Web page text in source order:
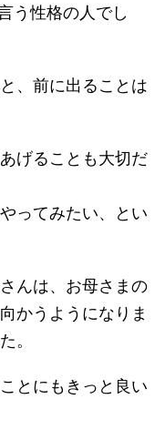
う性格の人でし
、前に出ることは
げることも大切だ
ってみたい、とい
んは、お母さまの
かうようになりま
。
とにもきっと良い